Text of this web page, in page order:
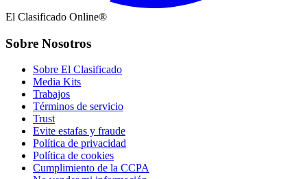
El Clasificado Online®
Sobre Nosotros
Sobre El Clasificado
Media Kits
Trabajos
Términos de servicio
Trust
Evite estafas y fraude
Política de privacidad
Política de cookies
Cumplimiento de la CCPA